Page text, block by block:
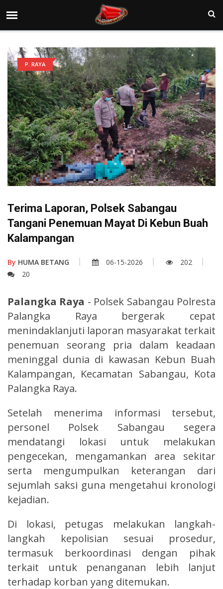
P. RAYA
Terima Laporan, Polsek Sabangau
Tangani Penemuan Mayat Di Kebun Buah
Kalampangan
By HUMA BETANG 06-15-2026
202
20
Palangka Raya - Polsek Sabangau Polresta
Palangka Raya bergerak cepat
menindaklanjuti laporan masyarakat terkait
penemuan seorang pria dalam keadaan
meninggal dunia di kawasan Kebun Buah
Kalampangan, Kecamatan Sabangau, Kota
Palangka Raya.
Setelah menerima informasi tersebut,
personel Polsek Sabangau segera
mendatangi lokasi untuk melakukan
pengecekan, mengamankan area sekitar
serta mengumpulkan keterangan dari
sejumlah saksi guna mengetahui kronologi
kejadian.
Di lokasi, petugas melakukan langkah-
langkah kepolisian sesuai prosedur,
termasuk berkoordinasi dengan pihak
terkait untuk penanganan lebih lanjut
terhadap korban yang ditemukan.